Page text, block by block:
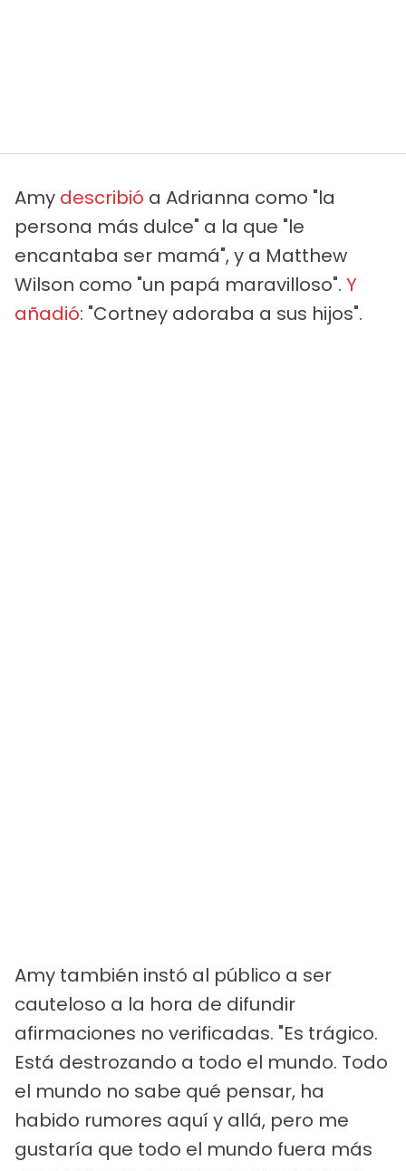
Amy describió a Adrianna como "la
persona más dulce" a la que "le
encantaba ser mamá", y a Matthew
Wilson como "un papá maravilloso". Y
añadió: "Cortney adoraba a sus hijos".
Amy también instó al público a ser
cauteloso a la hora de difundir
afirmaciones no verificadas. "Es trágico.
Está destrozando a todo el mundo. Todo
el mundo no sabe qué pensar, ha
habido rumores aquí y allá, pero me
gustaría que todo el mundo fuera más